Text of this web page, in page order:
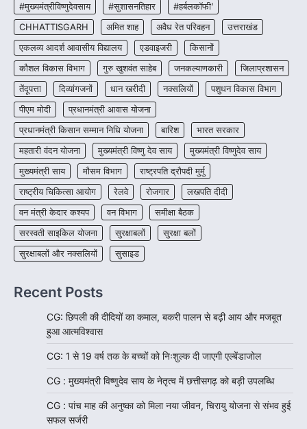
4
CHHATTISGARH
CG : पांच माह की अनुष्का को मिला नया
जीवन, चिरायु योजना से संभव हुई सफल सर्जरी
More Khabar August 7, 2026
रायपुर। राष्ट्रीय बाल स्वास्थ्य कार्यक्रम (चिरायु) के तहत
जशपुर जिले की 5 माह की मासूम…
#मुख्यमंत्रीविष्णुदेवसाय
#सुशासनतिहार
#हर्बलकॉफी’
CHHATTISGARH
अमित शाह अवैध रेत परिवहन
उत्तराखंड
एकलव्य आदर्श आवासीय विद्यालय
एडवाइजरी
किसानों
कौशल विकास विभाग
गुरु खुशवंत साहेब जनकल्याणकारी
जिलाप्रशासन
तेंदूपत्ता
दिव्यांगजनों धान खरीदी नक्सलियों
पशुधन विकास विभाग
पीएम मोदी
प्रधानमंत्री आवास योजना
प्रधानमंत्री किसान सम्मान निधि योजना
बारिश
भारत सरकार
महतारी वंदन योजना
मुख्यमंत्री विष्णु देव साय
मुख्यमंत्री विष्णुदेव साय
मुख्यमंत्री साय
मौसम विभाग
राष्ट्रपति द्रौपदी मुर्मु
राष्ट्रीय चिकित्सा आयोग
रेलवे रोजगार
लखपति दीदी
वन मंत्री केदार कश्यप
वन विभाग
समीक्षा बैठक
सरस्वती साइकिल योजना
सुरक्षाबलों
सुरक्षा बलों
सुरक्षाबलों और नक्सलियों
सुसाइड
Recent Posts
CG: छिपली की दीदियों का कमाल, बकरी पालन से बढ़ी आय और मजबूत
हुआ आत्मविश्वास
CG: 1 से 19 वर्ष तक के बच्चों को निःशुल्क दी जाएगी एल्बेंडाजोल
CG : मुख्यमंत्री विष्णुदेव साय के नेतृत्व में छत्तीसगढ़ को बड़ी उपलब्धि
CG : पांच माह की अनुष्का को मिला नया जीवन, चिरायु योजना से संभव हुई
सफल सर्जरी